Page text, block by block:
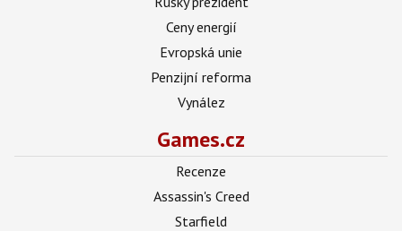
Ceny energií
Evropská unie
Penzijní reforma
Vynález
Games.cz
Recenze
Assassin's Creed
Starfield